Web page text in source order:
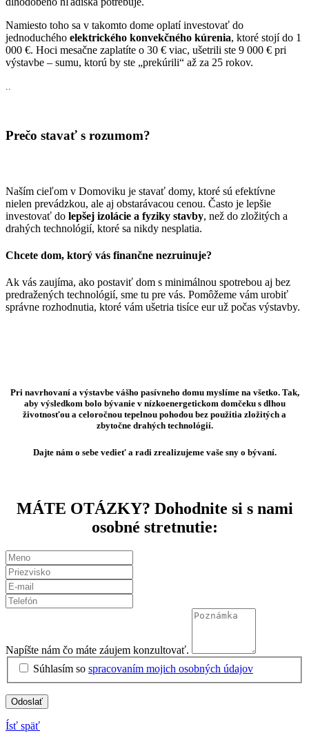
Namiesto toho sa v takomto dome oplatí investovať do
jednoduchého elektrického konvekčného kúrenia, ktoré stojí do 1
000 €. Hoci mesačne zaplatíte o 30 € viac, ušetrili ste 9 000 € pri
výstavbe – sumu, ktorú by ste „prekúrili“ až za 25 rokov.
Prečo stavať s rozumom?
Naším cieľom v Domoviku je stavať domy, ktoré sú efektívne
nielen prevádzkou, ale aj obstarávacou cenou. Často je lepšie
investovať do lepšej izolácie a fyziky stavby, než do zložitých a
drahých technológií, ktoré sa nikdy nesplatia.
Chcete dom, ktorý vás finančne nezruinuje?
Ak vás zaujíma, ako postaviť dom s minimálnou spotrebou aj bez
predražených technológií, sme tu pre vás. Pomôžeme vám urobiť
správne rozhodnutia, ktoré vám ušetria tisíce eur už počas výstavby.
Pri navrhovaní a výstavbe vášho pasívneho domu myslíme na všetko. Tak,
aby výsledkom bolo bývanie v nízkoenergetickom domčeku s dlhou
životnosťou a celoročnou tepelnou pohodou bez použitia zložitých a
zbytočne drahých technológií.
Dajte nám o sebe vedieť a radi zrealizujeme vaše sny o bývaní.
MÁTE OTÁZKY? Dohodnite si s nami
osobné stretnutie:
Napíšte nám čo máte záujem konzultovať.
Súhlasím so spracovaním mojich osobných údajov
Odoslať
Ísť späť